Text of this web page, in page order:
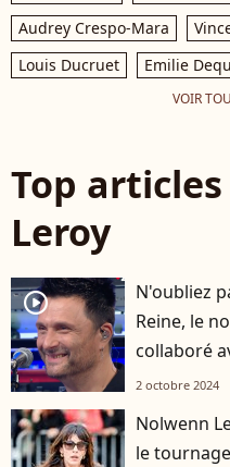
Audrey Crespo-Mara
Louis Ducruet
Emilie
VOIR
Top
Leroy
player2
N'oubliez
Reine, le
collaboré
2 octobre 2024
Nolwenn
le